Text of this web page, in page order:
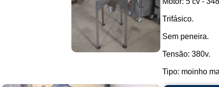
Trifásico.
Sem peneira.
Tensão: 380v.
Tipo: moinho